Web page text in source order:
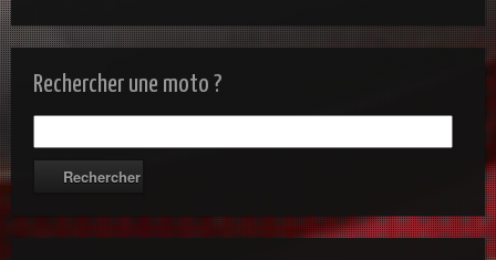
Rechercher une moto ?